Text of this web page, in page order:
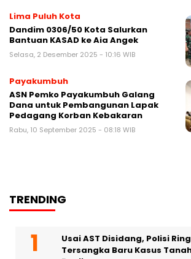
Lima Puluh Kota
Dandim 0306/50 Kota Salurkan
Bantuan KASAD ke Aia Angek
Selasa, 2 Desember 2025 - 10:16 WIB
Payakumbuh
ASN Pemko Payakumbuh Galang
Dana untuk Pembangunan Lapak
Pedagang Korban Kebakaran
Rabu, 10 September 2025 - 08:18 WIB
TRENDING
Usai AST Disidang, Polisi
Tersangka Baru Kasus